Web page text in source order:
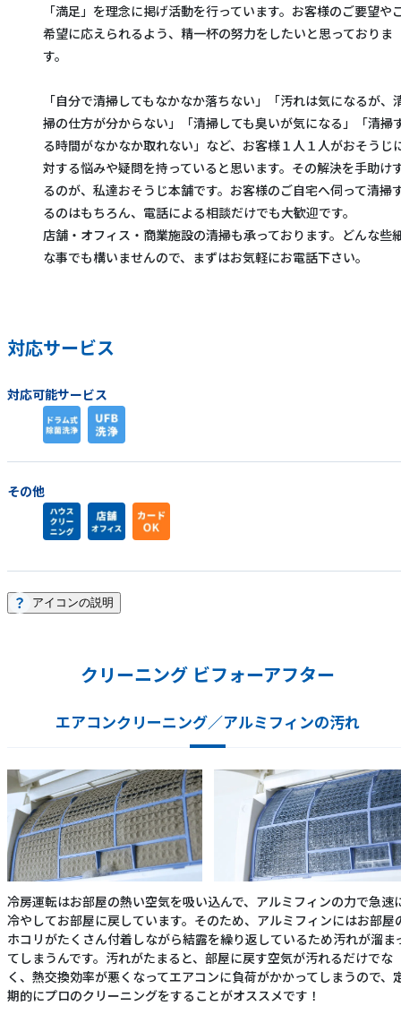
「満足」を理念に掲げ活動を行っています。お客様のご要望や
希望に応えられるよう、精一杯の努力をしたいと思っておりま
す。
「自分で清掃してもなかなか落ちない」「汚れは気になるが、
掃の仕方が分からない」「清掃しても臭いが気になる」「清掃
る時間がなかなか取れない」など、お客様１人１人がおそうじ
対する悩みや疑問を持っていると思います。その解決を手助け
るのが、私達おそうじ本舗です。お客様のご自宅へ伺って清掃
るのはもちろん、電話による相談だけでも大歓迎です。
店舗・オフィス・商業施設の清掃も承っております。どんな些
な事でも構いませんので、まずはお気軽にお電話下さい。
対応サービス
対応可能サービス
その他
アイコンの説明
クリーニング ビフォーアフター
エアコンクリーニング／アルミフィンの汚れ
冷房運転はお部屋の熱い空気を吸い込んで、アルミフィンの力で急速
冷やしてお部屋に戻しています。そのため、アルミフィンにはお部屋
ホコリがたくさん付着しながら結露を繰り返しているため汚れが溜ま
てしまうんです。汚れがたまると、部屋に戻す空気が汚れるだけでな
く、熱交換効率が悪くなってエアコンに負荷がかかってしまうので、
期的にプロのクリーニングをすることがオススメです！